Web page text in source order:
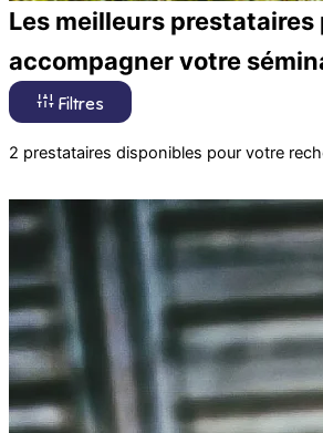
Les meilleurs prestataires
accompagner votre
Filtres
2 prestataires disponibles pour votre